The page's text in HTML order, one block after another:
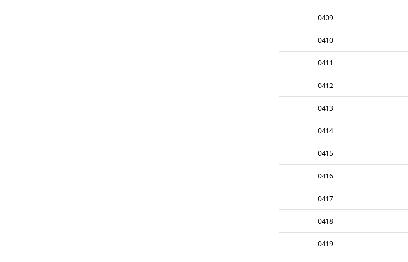
0409
0410
0411
0412
0413
0414
0415
0416
0417
0418
0419